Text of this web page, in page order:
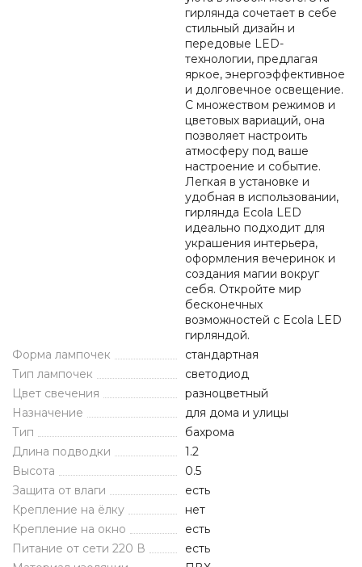
гирлянда сочетает в себе
стильный дизайн и
передовые LED-
технологии, предлагая
яркое, энергоэффективное
и долговечное освещение.
С множеством режимов и
цветовых вариаций, она
позволяет настроить
атмосферу под ваше
настроение и событие.
Легкая в установке и
удобная в использовании,
гирлянда Ecola LED
идеально подходит для
украшения интерьера,
оформления вечеринок и
создания магии вокруг
себя. Откройте мир
бесконечных
возможностей с Ecola LED
гирляндой.
Форма лампочек
стандартная
Тип лампочек
светодиод
Цвет свечения
разноцветный
Назначение
для дома и улицы
Тип
бахрома
Длина подводки
1.2
Высота
0.5
Защита от влаги
есть
Крепление на ёлку
нет
Крепление на окно
есть
Питание от сети 220 В
есть